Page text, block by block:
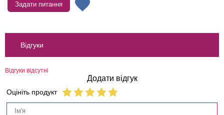
Задати питання
Відгуки
Відгуки відсутні
Додати відгук
Оцініть продукт